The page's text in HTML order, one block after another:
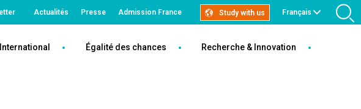
Top
ParisTech
Actualités Presse Admission France Study with us Français
International Égalité des chances Recherche & Innovation